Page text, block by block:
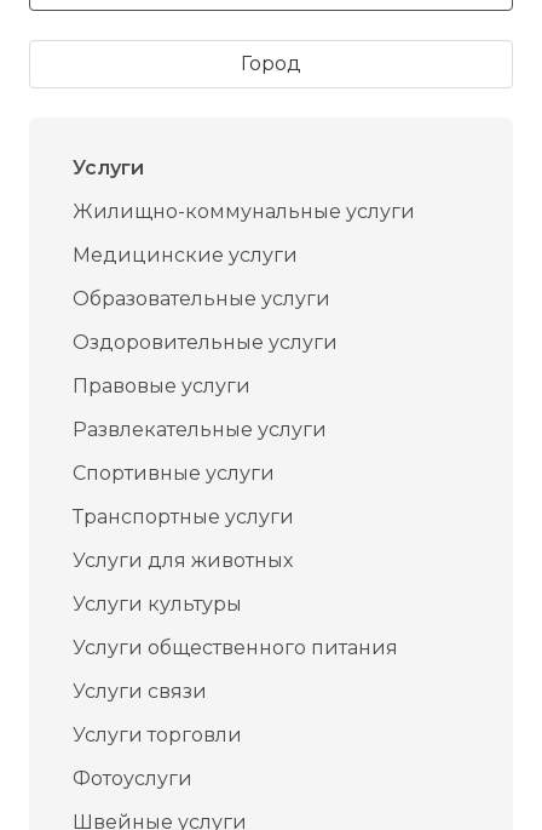
Город
Услуги
Жилищно-коммунальные услуги
Медицинские услуги
Образовательные услуги
Оздоровительные услуги
Правовые услуги
Развлекательные услуги
Спортивные услуги
Транспортные услуги
Услуги для животных
Услуги культуры
Услуги общественного питания
Услуги связи
Услуги торговли
Фотоуслуги
Швейные услуги